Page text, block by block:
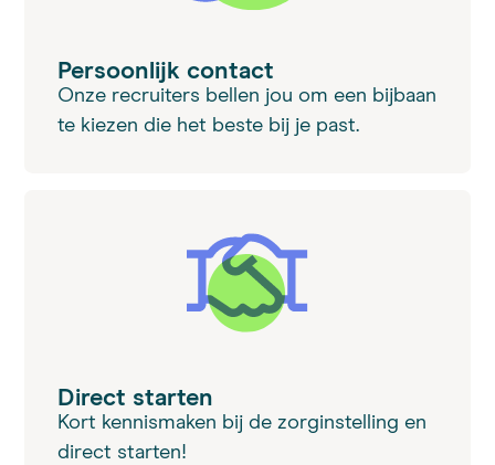
Persoonlijk contact
Onze recruiters bellen jou om een bijbaan
te kiezen die het beste bij je past.
Direct starten
Kort kennismaken bij de zorginstelling en
direct starten!